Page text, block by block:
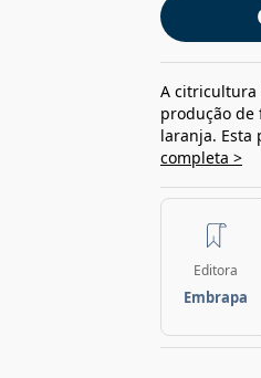
A citricultura
produção de
laranja. Esta
completa >
Editora
Embrapa